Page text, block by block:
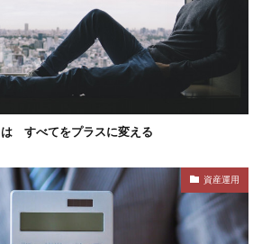
すべてをプラスに変える
資産運用